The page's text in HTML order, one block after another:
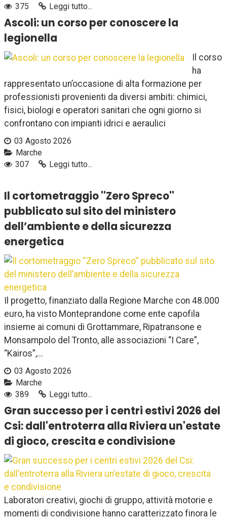
375 Leggi tutto...
Ascoli: un corso per conoscere la
legionella
Il corso
ha
rappresentato un’occasione di alta formazione per
professionisti provenienti da diversi ambiti: chimici,
fisici, biologi e operatori sanitari che ogni giorno si
confrontano con impianti idrici e aeraulici
03 Agosto 2026
Marche
307
Leggi tutto...
Il cortometraggio ''Zero Spreco''
pubblicato sul sito del ministero
dell’ambiente e della sicurezza
energetica
Il progetto, finanziato dalla Regione Marche con 48.000
euro, ha visto Monteprandone come ente capofila
insieme ai comuni di Grottammare, Ripatransone e
Monsampolo del Tronto, alle associazioni “I Care”,
“Kairos”,...
03 Agosto 2026
Marche
389
Leggi tutto...
Gran successo per i centri estivi 2026 del
Csi: dall'entroterra alla Riviera un'estate
di gioco, crescita e condivisione
Laboratori creativi, giochi di gruppo, attività motorie e
momenti di condivisione hanno caratterizzato finora le